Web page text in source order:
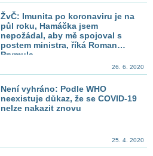
ŽvČ: Imunita po koronaviru je na
půl roku, Hamáčka jsem
nepožádal, aby mě spojoval s
postem ministra, říká Roman
Prymula
26. 6. 2020
Není vyhráno: Podle WHO
neexistuje důkaz, že se COVID-19
nelze nakazit znovu
25. 4. 2020